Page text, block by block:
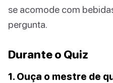
se acomode com
pergunta.
Durante o Quiz
1. Ouça o mestre de